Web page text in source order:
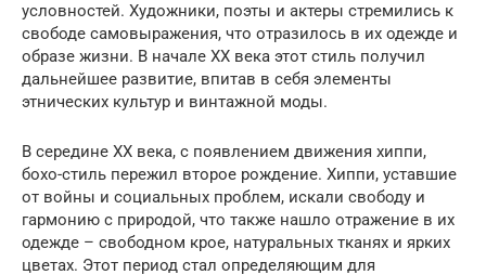
условностей. Художники, поэты и актеры стремились к
свободе самовыражения, что отразилось в их одежде и
образе жизни. В начале XX века этот стиль получил
дальнейшее развитие, впитав в себя элементы
этнических культур и винтажной моды.
В середине XX века, с появлением движения хиппи,
бохо-стиль пережил второе рождение. Хиппи, уставшие
от войны и социальных проблем, искали свободу и
гармонию с природой, что также нашло отражение в их
одежде – свободном крое, натуральных тканях и ярких
цветах. Этот период стал определяющим для